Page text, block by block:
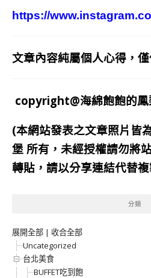
https://
文章內容純屬個人心得，僅
copyright@海綿飽飽的鳳
(本網站發表之文章照片皆
堡 所有，未經授權請勿將
轉貼，請以分享連結代替
分類
展開全部 | 收合全部
Uncategorized
台北美食
BUFFET吃到飽